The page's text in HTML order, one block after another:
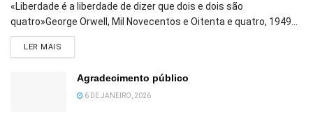
«Liberdade é a liberdade de dizer que dois e dois são
quatro»George Orwell, Mil Novecentos e Oitenta e quatro, 1949...
LER MAIS
Agradecimento público
6 DE JANEIRO, 2026